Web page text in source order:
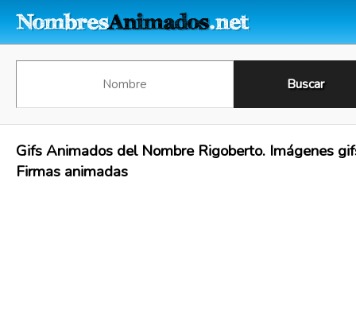
Gifs Animados del Nombre Rigoberto. Imágenes
Firmas animadas